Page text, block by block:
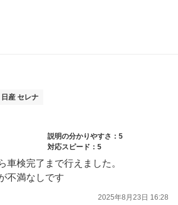
ようにサービス向上に努めて参ります。
産 セレナ
説明の分かりやすさ：5
対応スピード：5
車検完了まで行えました。
不満なしです
2025年8月23日 16:28